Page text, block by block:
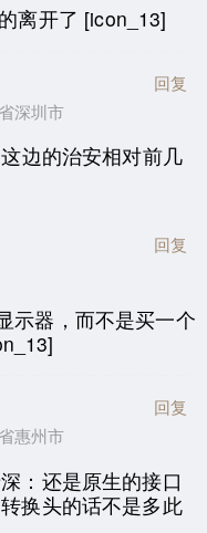
离开了 [icon_13]
深圳市
回复
边的治安相对前几
回复
示器，而不是买一个
惠州市
回复
：还是原生的接口
换头的话不是多此